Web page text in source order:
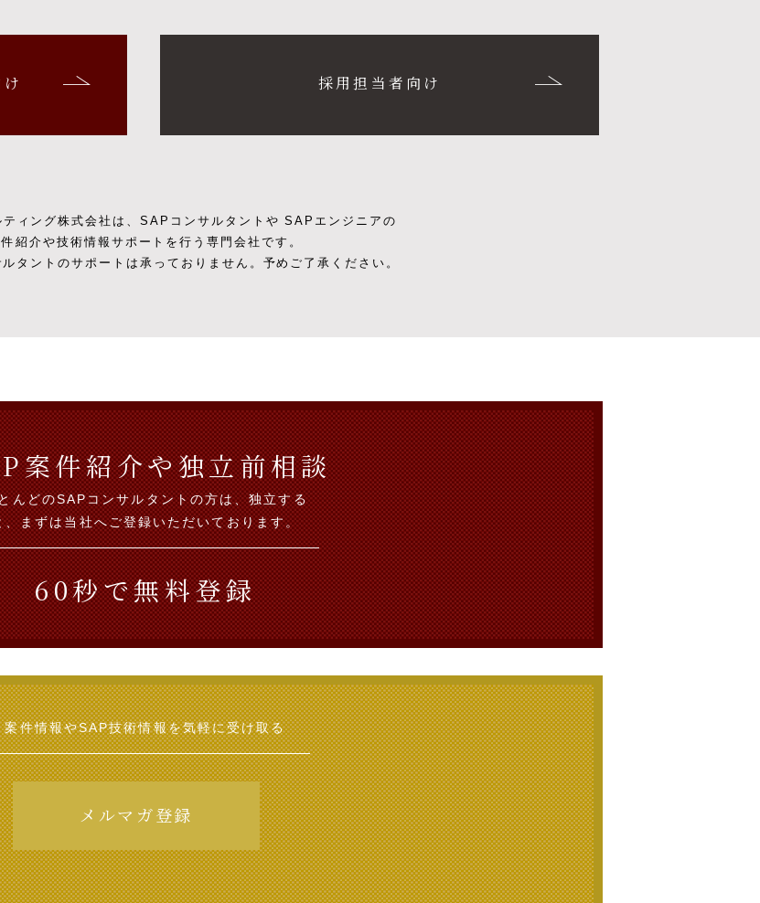
採用担当者向け
ティング株式会社は、SAPコンサルタントや SAPエンジニアの
紹介や技術情報サポートを行う専門会社です。
タントのサポートは承っておりません。予めご了承ください。
案件紹介や独立前相談
んどのSAPコンサルタントの方は、独立する
、まずは当社へご登録いただいております。
60秒で無料登録
案件情報やSAP技術情報を気軽に受け取る
メルマガ登録